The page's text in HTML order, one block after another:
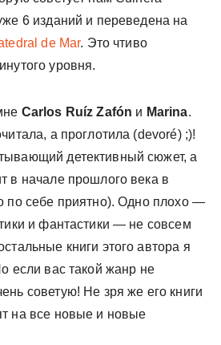
6 изданий и переведена на
de Mar. Это чтиво
уровня.
Carlos Ruíz Zafón и Marina.
а проглотила (devoré) ;)!
детективный сюжет, а
в начале прошлого века в
по себе приятно). Одно плохо —
и фантастики — не совсем
книги этого автора я
если вас такой жанр не
советую! Не зря же его книги
на все новые и новые